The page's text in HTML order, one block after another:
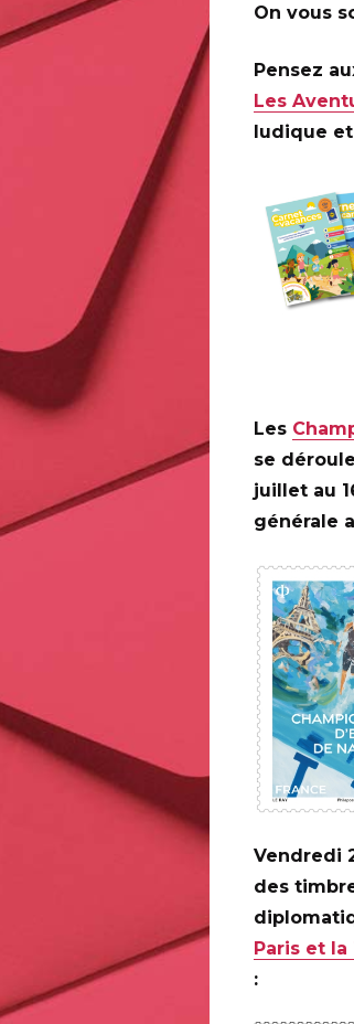
Infos
plateforme
« Premier
Clients
20 ANS DE LA
DE PHILAPOSTE
/ BLOC
On vous
Pensez
Les
ludique
Les
se
juillet au
générale
Vendredi
des
Paris et
: